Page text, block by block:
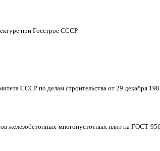
при Госстрое СССР
СССР по делам строительства от 29 декабря
железобетонных многопустотных плит на ГОСТ